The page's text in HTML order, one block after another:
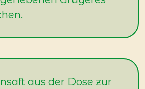
aus der Dose zur